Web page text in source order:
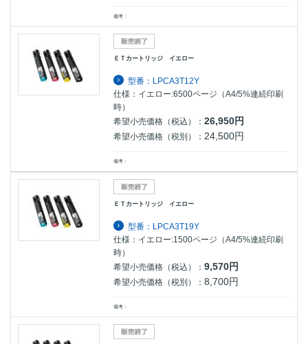
備考：
ＥＴカートリッジ イエロー
型番：LPCA3T12Y
仕様：イエロー:6500ページ（A4/5%連続印刷
時）
希望小売価格（税込）： 26,950円
希望小売価格（税別）： 24,500円
備考：
ＥＴカートリッジ イエロー
型番：LPCA3T19Y
仕様：イエロー:1500ページ（A4/5%連続印刷
時）
希望小売価格（税込）：9,570円
希望小売価格（税別）：8,700円
備考：